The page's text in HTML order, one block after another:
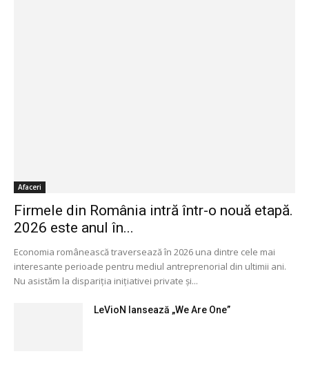
Afaceri
Firmele din România intră într-o nouă etapă.
2026 este anul în...
Economia românească traversează în 2026 una dintre cele mai
interesante perioade pentru mediul antreprenorial din ultimii ani.
Nu asistăm la dispariția inițiativei private și...
LeVioN lansează „We Are One”